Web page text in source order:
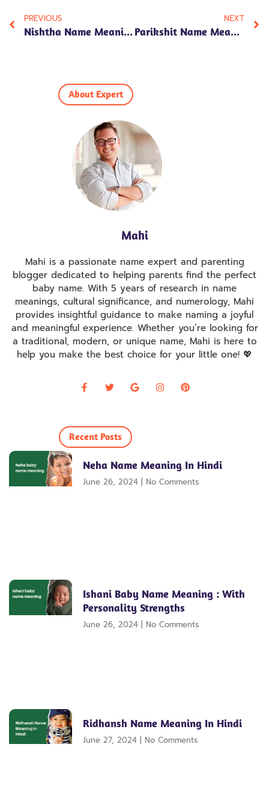
PREVIOUS
Nishtha Name Meaning In Hindi: A Complete Guide To Devotion And Faith
NEXT
Parikshit Name Meaning In Hindi: Unveiling The Depth And Heritage
About Expert
Mahi
Mahi is a passionate name expert and parenting
blogger dedicated to helping parents find the perfect
baby name. With 5 years of research in name
meanings, cultural significance, and numerology, Mahi
provides insightful guidance to make naming a joyful
and meaningful experience. Whether you’re looking for
a traditional, modern, or unique name, Mahi is here to
help you make the best choice for your little one! 💖
Recent Posts
Neha Name Meaning In Hindi
June 26, 2024 No Comments
Ishani Baby Name Meaning : With
Personality Strengths
June 26, 2024 No Comments
Ridhansh Name Meaning In Hindi
June 27, 2024 No Comments